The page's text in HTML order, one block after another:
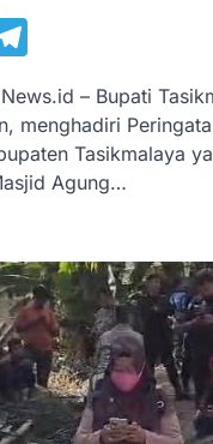
– Bupati
menghadiri
Tasikmalaya
Agung…